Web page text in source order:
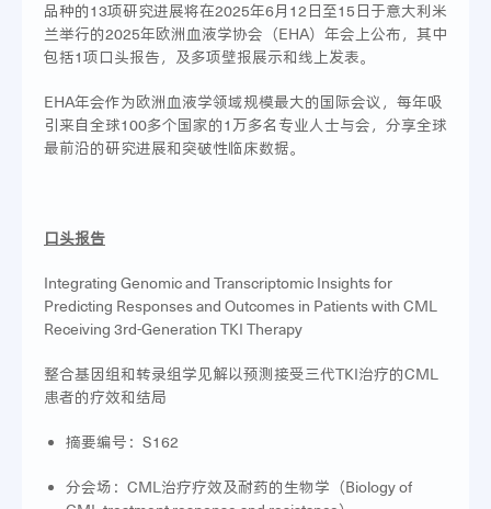
品种的13项研究进展将在2025年6月12日至15日于意大利米
兰举行的2025年欧洲血液学协会（EHA）年会上公布，其中
包括1项口头报告，及多项壁报展示和线上发表。
EHA年会作为欧洲血液学领域规模最大的国际会议，每年吸
引来自全球100多个国家的1万多名专业人士与会，分享全球
最前沿的研究进展和突破性临床数据。
口头报告
Integrating Genomic and Transcriptomic Insights for
Predicting Responses and Outcomes in Patients with CML
Receiving 3rd-Generation TKI Therapy
整合基因组和转录组学见解以预测接受三代TKI治疗的CML
患者的疗效和结局
摘要编号：S162
分会场：CML治疗疗效及耐药的生物学（Biology of